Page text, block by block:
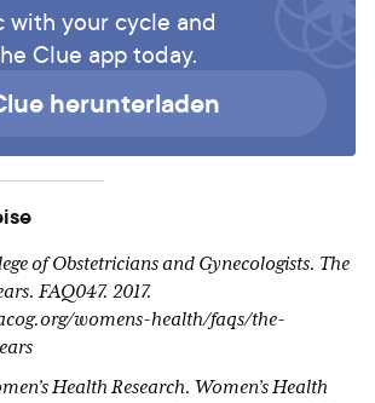
with your cycle and
Clue app today.
herunterladen
of Obstetricians and Gynecologists. The
FAQ047. 2017.
womens-health/faqs/the-
Health Research. Women’s Health